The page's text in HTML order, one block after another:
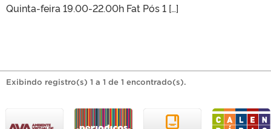
Quinta-feira 19.00-22.00h Fat Pós 1 […]
Exibindo registro(s) 1 a 1 de 1 encontrado(s).